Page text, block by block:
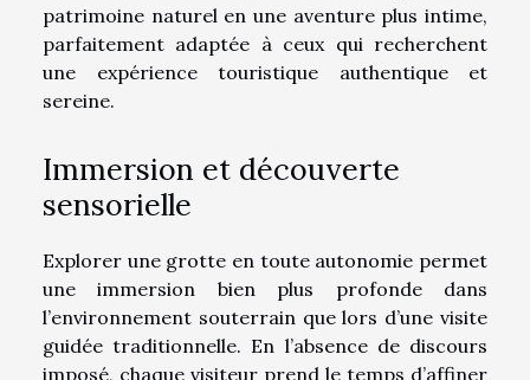
patrimoine naturel en une aventure plus intime,
parfaitement adaptée à ceux qui recherchent
une expérience touristique authentique et
sereine.
Immersion et découverte
sensorielle
Explorer une grotte en toute autonomie permet
une immersion bien plus profonde dans
l’environnement souterrain que lors d’une visite
guidée traditionnelle. En l’absence de discours
imposé, chaque visiteur prend le temps d’affiner